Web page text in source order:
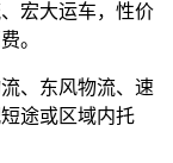
宏大运车，性价
。
、东风物流、速
途或区域内托